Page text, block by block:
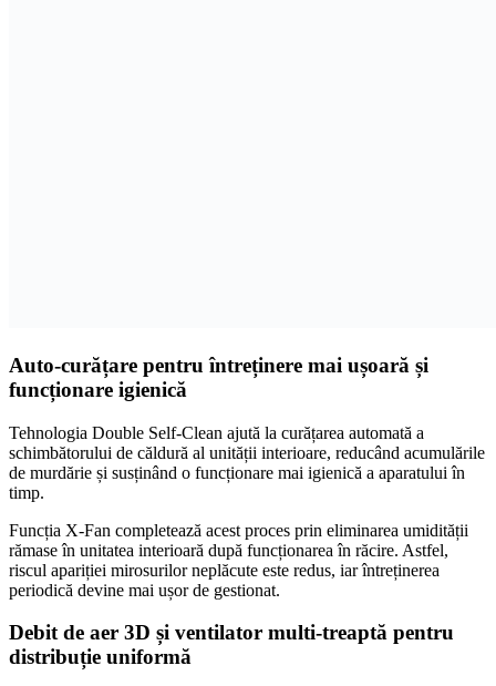
Auto-curățare pentru întreținere mai ușoară și
funcționare igienică
Tehnologia Double Self-Clean ajută la curățarea automată a
schimbătorului de căldură al unității interioare, reducând acumulările
de murdărie și susținând o funcționare mai igienică a aparatului în
timp.
Funcția X-Fan completează acest proces prin eliminarea umidității
rămase în unitatea interioară după funcționarea în răcire. Astfel,
riscul apariției mirosurilor neplăcute este redus, iar întreținerea
periodică devine mai ușor de gestionat.
Debit de aer 3D și ventilator multi-treaptă pentru
distribuție uniformă